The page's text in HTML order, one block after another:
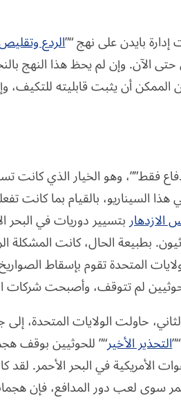
بايدن على نهج “”الردع
الآن. وإن لم يحظ هذا النهج
أن يثبت قابليته للتكيف،
فقط””، وهو الخيار الذي كانت
السيناريو، بالقيام بما كانت
بتسيير دوريات في البحر
بطبيعة الحال، كانت المشكلة
المتحدة تقوم بإسقاط
لم تتوقف، وأصبحت شركات
حاولت الولايات المتحدة،
التحذير الأخير“” للحوثيين بوقف
الأمريكية في البحر الأحمر.
سوى لعب دور المدافع، فإن